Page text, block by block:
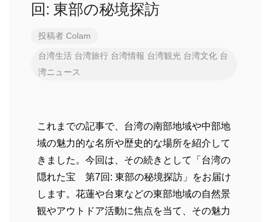
回: 東部の秘境探訪
投稿者 Colam
台湾生活 台湾旅行 台湾情報 台湾観光 台湾文化 台
湾ニュース
これまでの記事で、台湾の南部地域や中部地
域の魅力的な名所や歴史的な場所を紹介して
きました。今回は、その続きとして「台湾の
隠れた宝 第7回: 東部の秘境探訪」をお届け
します。花蓮や台東などの東部地域の自然景
観やアウトドア活動に焦点を当て、その魅力